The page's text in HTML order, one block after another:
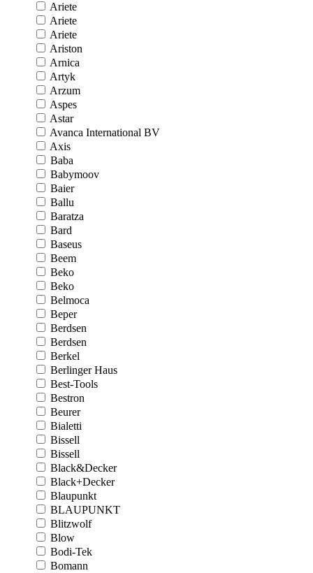
Ariete
Ariete
Ariete
Ariston
Arnica
Artyk
Arzum
Aspes
Astar
Avanca International BV
Axis
Baba
Babymoov
Baier
Ballu
Baratza
Bard
Baseus
Beem
Beko
Beko
Belmoca
Beper
Berdsen
Berdsen
Berkel
Berlinger Haus
Best-Tools
Bestron
Beurer
Bialetti
Bissell
Bissell
Black&Decker
Black+Decker
Blaupunkt
BLAUPUNKT
Blitzwolf
Blow
Bodi-Tek
Bomann